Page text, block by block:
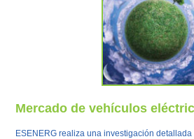
Mercado de vehículos
ESENERG realiza una investigación